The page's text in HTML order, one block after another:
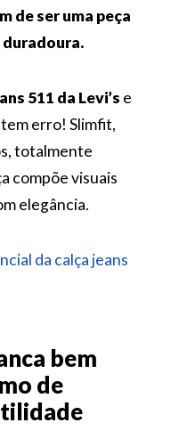
de ser uma peça
511 da Levi’s e
erro! Slimfit,
totalmente
compõe visuais
elegância.
da calça jeans
bem
de